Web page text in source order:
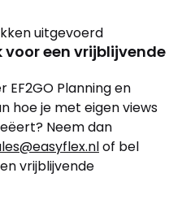
uitgevoerd
een vrijblijvende
Planning en
hoe je met eigen views
Neem dan
of bel
vrijblijvende